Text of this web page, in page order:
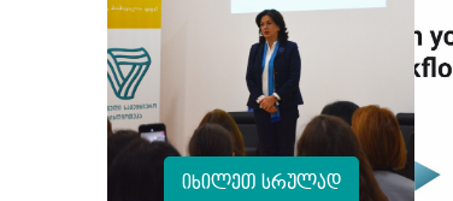
იხილეთ სრულად